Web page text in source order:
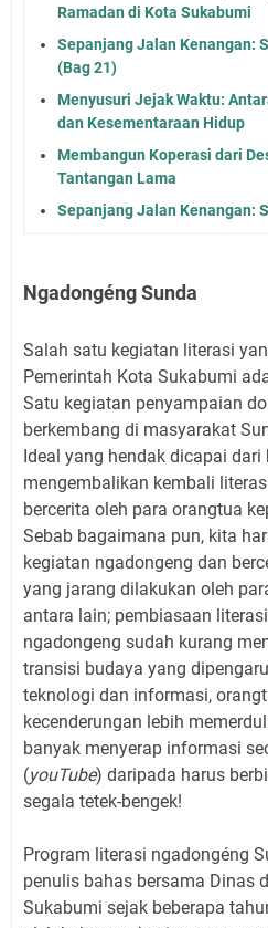
Ramadan di Kota Sukabumi
Sepanjang Jalan Kenangan:
(Bag 21)
Menyusuri Jejak Waktu:
dan Kesementaraan Hidup
Membangun Koperasi dari
Tantangan Lama
Sepanjang Jalan Kenangan:
Ngadongéng Sunda
Salah satu kegiatan literasi
Pemerintah Kota Sukabumi
Satu kegiatan penyampaian
berkembang di masyarakat
Ideal yang hendak dicapai
mengembalikan kembali
bercerita oleh para orangtua
Sebab bagaimana pun, kita
kegiatan ngadongeng dan
yang jarang dilakukan oleh
antara lain; pembiasaan
ngadongeng sudah kurang
transisi budaya yang
teknologi dan informasi,
kecenderungan lebih
banyak menyerap informasi
(youTube) daripada harus
segala tetek-bengek!
Program literasi ngadongéng
penulis bahas bersama Dinas
Sukabumi sejak beberapa